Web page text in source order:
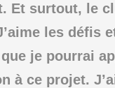
Et surtout, le
les défis
je pourrai
à ce projet.